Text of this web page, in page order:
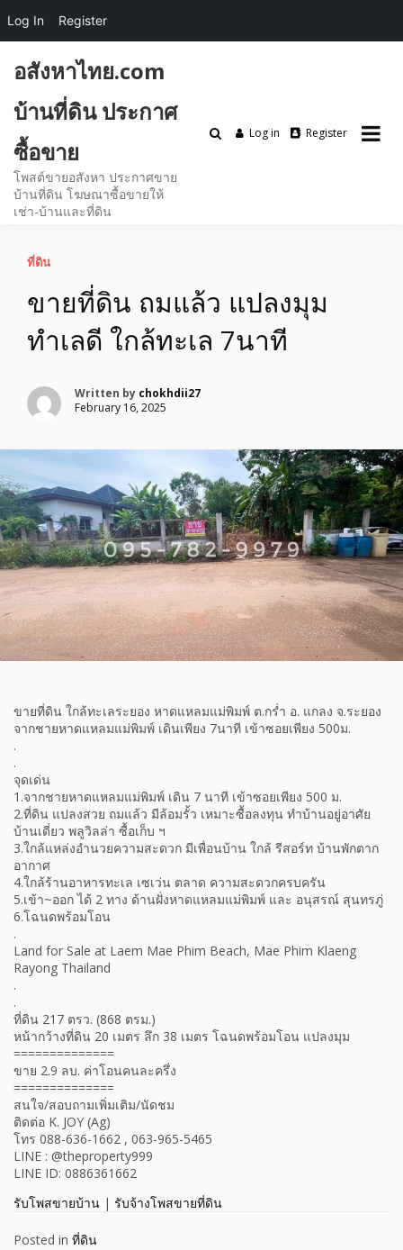
content
อสังหาไทย.com
บ้านที่ดิน ประกาศ
ซื้อขาย
โพสต์ขายอสังหา ประกาศขาย
บ้านที่ดิน โฆษณาซื้อขายให้
เช่า-บ้านและที่ดิน
Log in Register
ที่ดิน
ขายที่ดิน ถมแล้ว แปลงมุม
ทำเลดี ใกล้ทะเล 7นาที
Written by chokhdii27
February 16, 2025
ขายที่ดิน ใกล้ทะเลระยอง หาดแหลมแม่พิมพ์ ต.กร่ำ อ. แกลง จ.ระยอง
จากชายหาดแหลมแม่พิมพ์ เดินเพียง 7นาที เข้าซอยเพียง 500ม.
.
.
จุดเด่น
1.จากชายหาดแหลมแม่พิมพ์ เดิน 7 นาที เข้าซอยเพียง 500 ม.
2.ที่ดิน แปลงสวย ถมแล้ว มีล้อมรั้ว เหมาะซื้อลงทุน ทำบ้านอยู่อาศัย
บ้านเดี่ยว พลูวิลล่า ซื้อเก็บ ฯ
3.ใกล้แหล่งอำนวยความสะดวก มีเพื่อนบ้าน ใกล้ รีสอร์ท บ้านพักตาก
อากาศ
4.ใกล้ร้านอาหารทะเล เซเว่น ตลาด ความสะดวกครบครัน
5.เข้า~ออก ได้ 2 ทาง ด้านฝั่งหาดแหลมแม่พิมพ์ และ อนุสรณ์ สุนทรภู่
6.โฉนดพร้อมโอน
.
Land for Sale at Laem Mae Phim Beach, Mae Phim Klaeng
Rayong Thailand
.
.
ที่ดิน 217 ตรว. (868 ตรม.)
หน้ากว้างที่ดิน 20 เมตร ลึก 38 เมตร โฉนดพร้อมโอน แปลงมุม
==============
ขาย 2.9 ลบ. ค่าโอนคนละครึ่ง
==============
สนใจ/สอบถามเพิ่มเติม/นัดชม
ติดต่อ K. JOY (Ag)
โทร 088-636-1662 , 063-965-5465
LINE : @theproperty999
LINE ID: 0886361662
รับโพสขายบ้าน | รับจ้างโพสขายที่ดิน
Posted in ที่ดิน
Log In Register